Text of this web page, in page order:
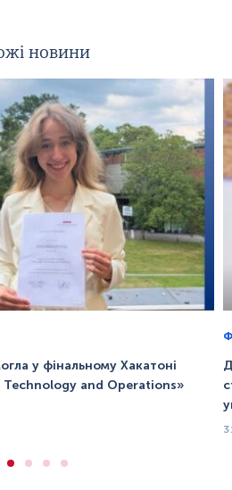
новини
у фінальному Хакатоні
Technology and Operations»